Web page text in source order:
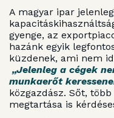
A magyar ipar
gyenge, az
hazánk egyik
küzdenek, ami nem
„Jelenleg a cégek
munkaerőt
közgazdász. Sőt,
megtartása is